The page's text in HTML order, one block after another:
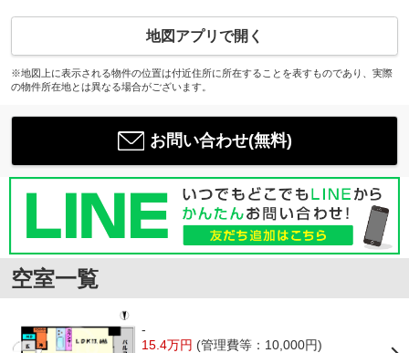
地図アプリで開く
※地図上に表示される物件の位置は付近住所に所在することを表すものであり、実際
の物件所在地とは異なる場合がございます。
お問い合わせ(無料)
空室一覧
-
15.4万円 (管理費等：10,000円)